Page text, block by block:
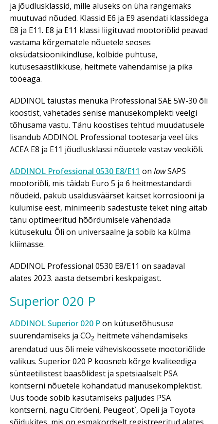
ja jõudlusklassid, mille aluseks on üha rangemaks
muutuvad nõuded. Klassid E6 ja E9 asendati klassidega
E8 ja E11. E8 ja E11 klassi liigituvad mootoriõlid peavad
vastama kõrgematele nõuetele seoses
oksüdatsioonikindluse, kolbide puhtuse,
kütusesäästlikkuse, heitmete vähendamise ja pika
tööeaga.
ADDINOL täiustas menuka Professional SAE 5W-30 õli
koostist, vahetades senise manusekomplekti veelgi
tõhusama vastu. Tänu koostises tehtud muudatusele
lisandub ADDINOL Professional tootesarja veel üks
ACEA E8 ja E11 jõudlusklassi nõuetele vastav veokiõli.
ADDINOL Professional 0530 E8/E11 on lowSAPS
mootoriõli, mis täidab Euro 5 ja 6 heitmestandardi
nõudeid, pakub usaldusväärset kaitset korrosiooni ja
kulumise eest, minimeerib sadestuste teket ning aitab
tänu optimeeritud hõõrdumisele vähendada
kütusekulu. Õli on universaalne ja sobib ka külma
kliimasse.
ADDINOL Professional 0530 E8/E11 on saadaval
alates 2023. aasta detsembri keskpaigast.
Superior 020 P
ADDINOL Superior 020 Pon kütusetõhususe
suurendamiseks ja CO2 heitmete vähendamiseks
arendatud uus õli meie väheviskoossete mootoriõlide
valikus. Superior 020 P koosneb kõrge kvaliteediga
sünteetilistest baasõlidest ja spetsiaalselt PSA
kontserni nõuetele kohandatud manusekomplektist.
Uus toode sobib kasutamiseks paljudes PSA
kontserni, nagu Citröeni, Peugeot`, Opeli ja Toyota